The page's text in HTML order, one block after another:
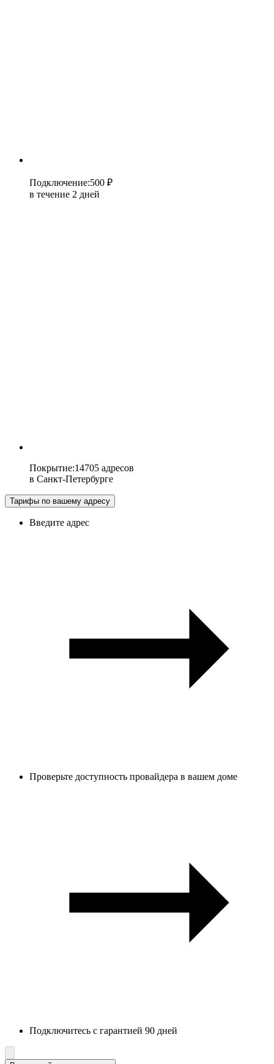
Подключение:500 ₽
в течение 2 дней
Покрытие:14705 адресов
в Санкт-Петербурге
Тарифы по вашему адресу
Введите адрес
Проверьте доступность провайдера в вашем доме
Подключитесь с гарантией 90 дней